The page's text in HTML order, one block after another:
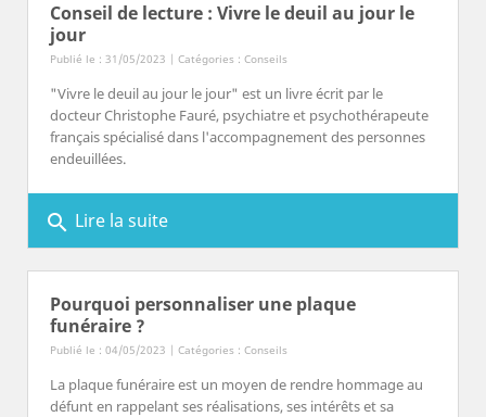
Conseil de lecture : Vivre le deuil au jour le
jour
Publié le : 31/05/2023 | Catégories : Conseils
"Vivre le deuil au jour le jour" est un livre écrit par le
docteur Christophe Fauré, psychiatre et psychothérapeute
français spécialisé dans l'accompagnement des personnes
endeuillées.
search Lire la suite
Pourquoi personnaliser une plaque
funéraire ?
Publié le : 04/05/2023 | Catégories : Conseils
La plaque funéraire est un moyen de rendre hommage au
défunt en rappelant ses réalisations, ses intérêts et sa